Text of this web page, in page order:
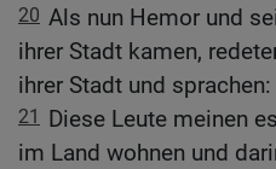
20 Als nun Hemor und
ihrer Stadt kamen,
ihrer Stadt und sprachen:
21
Diese Leute meinen
im Land wohnen und